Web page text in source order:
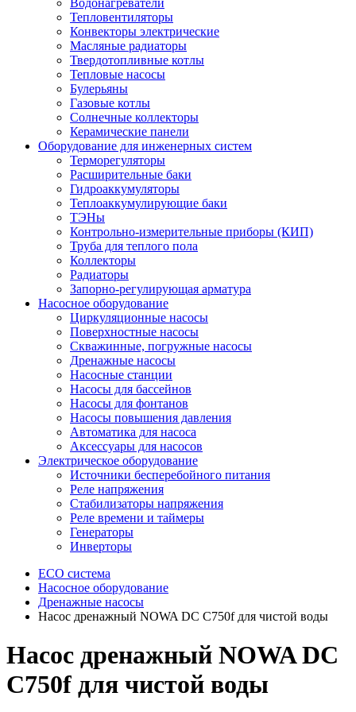
Водонагреватели
Тепловентиляторы
Конвекторы электрические
Масляные радиаторы
Твердотопливные котлы
Тепловые насосы
Булерьяны
Газовые котлы
Солнечные коллекторы
Керамические панели
Оборудование для инженерных систем
Терморегуляторы
Расширительные баки
Гидроаккумуляторы
Теплоаккумулирующие баки
ТЭНы
Контрольно-измерительные приборы (КИП)
Труба для теплого пола
Коллекторы
Радиаторы
Запорно-регулирующая арматура
Насосное оборудование
Циркуляционные насосы
Поверхностные насосы
Скважинные, погружные насосы
Дренажные насосы
Насосные станции
Насосы для бассейнов
Насосы для фонтанов
Насосы повышения давления
Автоматика для насоса
Аксессуары для насосов
Электрическое оборудование
Источники бесперебойного питания
Реле напряжения
Стабилизаторы напряжения
Реле времени и таймеры
Генераторы
Инверторы
ECO система
Насосное оборудование
Дренажные насосы
Насос дренажный NOWA DC C750f для чистой воды
Насос дренажный NOWA DC
C750f для чистой воды